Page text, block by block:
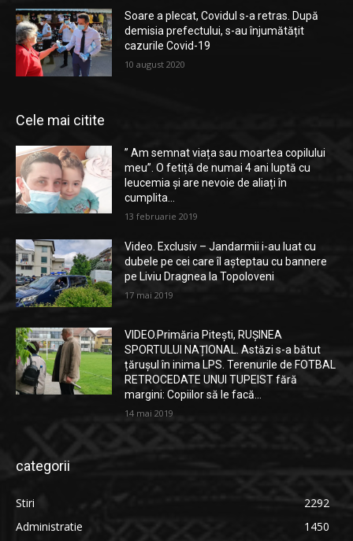
Soare a plecat, Covidul s-a retras. După
demisia prefectului, s-au înjumătățit
cazurile Covid-19
10 august 2020
Cele mai citite
” Am semnat viața sau moartea copilului
meu”. O fetiță de numai 4 ani luptă cu
leucemia și are nevoie de aliați în
cumplita...
13 februarie 2019
Video. Exclusiv – Jandarmii i-au luat cu
dubele pe cei care îl așteptau cu bannere
pe Liviu Dragnea la Topoloveni
17 mai 2019
VIDEO.Primăria Pitești, RUȘINEA
SPORTULUI NAȚIONAL. Astăzi s-a bătut
țărușul în inima LPS. Terenurile de FOTBAL
RETROCEDATE UNUI TUPEIST fără
margini: Copiilor să le facă...
14 mai 2019
categorii
Stiri
2292
Administratie
1450